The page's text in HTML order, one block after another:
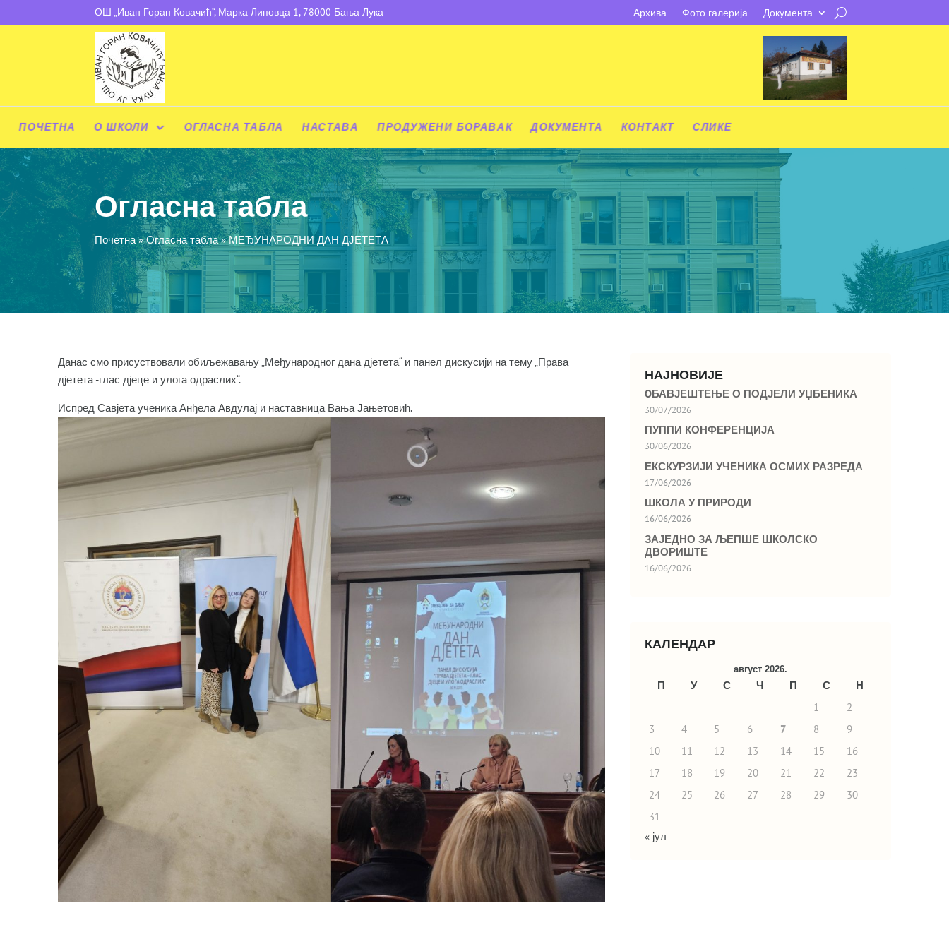
ОШ „Иван Горан Ковачић“, Марка Липовца 1, 78000 Бања Лука Архива Фото галерија Документа
ПОЧЕТНА О ШКОЛИ ОГЛАСНА ТАБЛА НАСТАВА ПРОДУЖЕНИ БОРАВАК ДОКУМЕНТА КОНТАКТ СЛИКЕ
Огласна табла
Почетна»Огласна табла»МЕЂУНАРОДНИ ДАН ДЈЕТЕТА
Данас смо присуствовали обиљежавању „Међународног дана д‌јетета“ и панел дискусији на тему „Права
д‌јетета -глас д‌јеце и улога одраслих“.
Испред Савјета ученика Анђела Авдулај и наставница Вања Јањетовић.
НАЈНОВИЈЕ
OБАВЈЕШТЕЊЕ О ПОДЈЕЛИ УЏБЕНИКА
30/07/2026
ПУППИ КОНФЕРЕНЦИЈА
30/06/2026
ЕКСКУРЗИЈИ УЧЕНИКА ОСМИХ РАЗРЕДА
17/06/2026
ШКОЛА У ПРИРОДИ
16/06/2026
ЗАЈЕДНО ЗА ЉЕПШЕ ШКОЛСКО
ДВОРИШТЕ
16/06/2026
КАЛЕНДАР
август 2026.
П У С Ч П С
Н
1
2
3
4 5 6 7 8
9
10
11 12 13 14 15
16
17
18 19 20 21 22
23
24
25 26 27 28 29
30
31
« јул